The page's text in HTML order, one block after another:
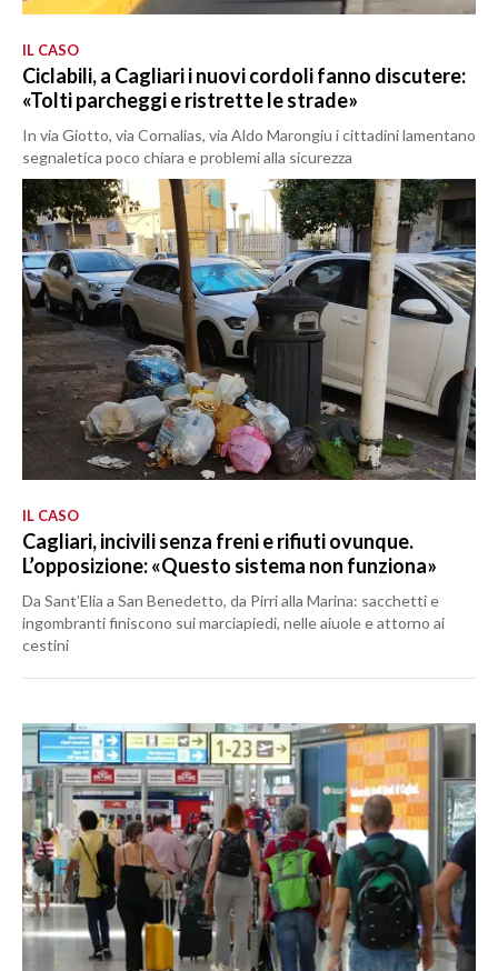
IL CASO
Ciclabili, a Cagliari i nuovi cordoli fanno discutere:
«Tolti parcheggi e ristrette le strade»
In via Giotto, via Cornalias, via Aldo Marongiu i cittadini lamentano
segnaletica poco chiara e problemi alla sicurezza
IL CASO
Cagliari, incivili senza freni e rifiuti ovunque.
L’opposizione: «Questo sistema non funziona»
Da Sant’Elia a San Benedetto, da Pirri alla Marina: sacchetti e
ingombranti finiscono sui marciapiedi, nelle aiuole e attorno ai
cestini